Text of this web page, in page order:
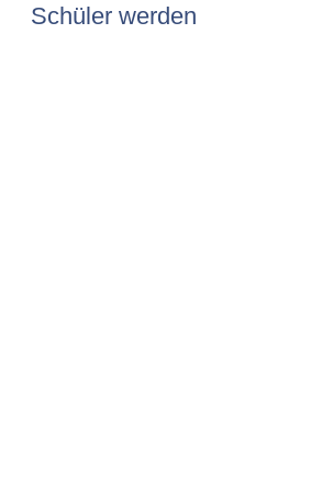
Schüler werden